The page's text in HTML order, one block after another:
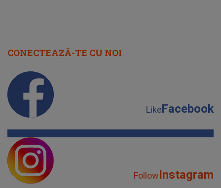
CONECTEAZĂ-TE CU NOI
LikeFacebook
FollowInstagram